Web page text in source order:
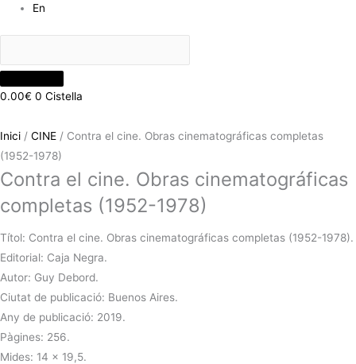
En
0.00€ 0 Cistella
Inici / CINE / Contra el cine. Obras cinematográficas completas
(1952-1978)
Contra el cine. Obras cinematográficas
completas (1952-1978)
Títol: Contra el cine. Obras cinematográficas completas (1952-1978).
Editorial: Caja Negra.
Autor: Guy Debord.
Ciutat de publicació: Buenos Aires.
Any de publicació: 2019.
Pàgines: 256.
Mides: 14 x 19,5.